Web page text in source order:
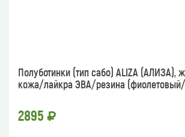
Полуботинки (тип сабо) ALIZA (АЛИЗА),
кожа/лайкра ЭВА/резина (фиолетовый/
2895